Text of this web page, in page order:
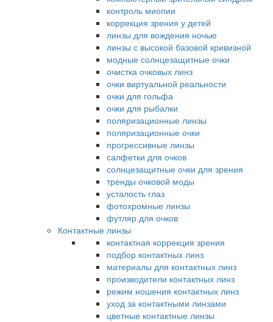
контроль миопии
коррекция зрения у детей
линзы для вождения ночью
линзы с высокой базовой кривизной
модные солнцезащитные очки
очистка очковых линз
очки виртуальной реальности
очки для гольфа
очки для рыбалки
поляризационные линзы
поляризационные очки
прогрессивные линзы
салфетки для очков
солнцезащитные очки для зрения
тренды очковой моды
усталость глаз
фотохромные линзы
футляр для очков
Контактные линзы
контактная коррекция зрения
подбор контактных линз
материалы для контактных линз
производители контактных линз
режим ношения контактных линз
уход за контактными линзами
цветные контактные линзы